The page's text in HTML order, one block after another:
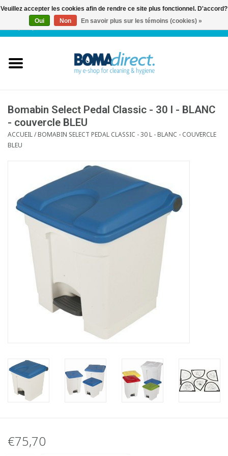
FR| 0 Articles
Service client
Blog
Bomabin Select Pedal Classic - 30 l - BLANC
- couvercle BLEU
ACCUEIL/BOMABIN SELECT PEDAL CLASSIC - 30 L - BLANC - COUVERCLE
BLEU
€75,70
Veuillez accepter les cookies afin de rendre ce site plus fonctionnel. D'accord?
Oui
Non En savoir plus sur les témoins (cookies) »